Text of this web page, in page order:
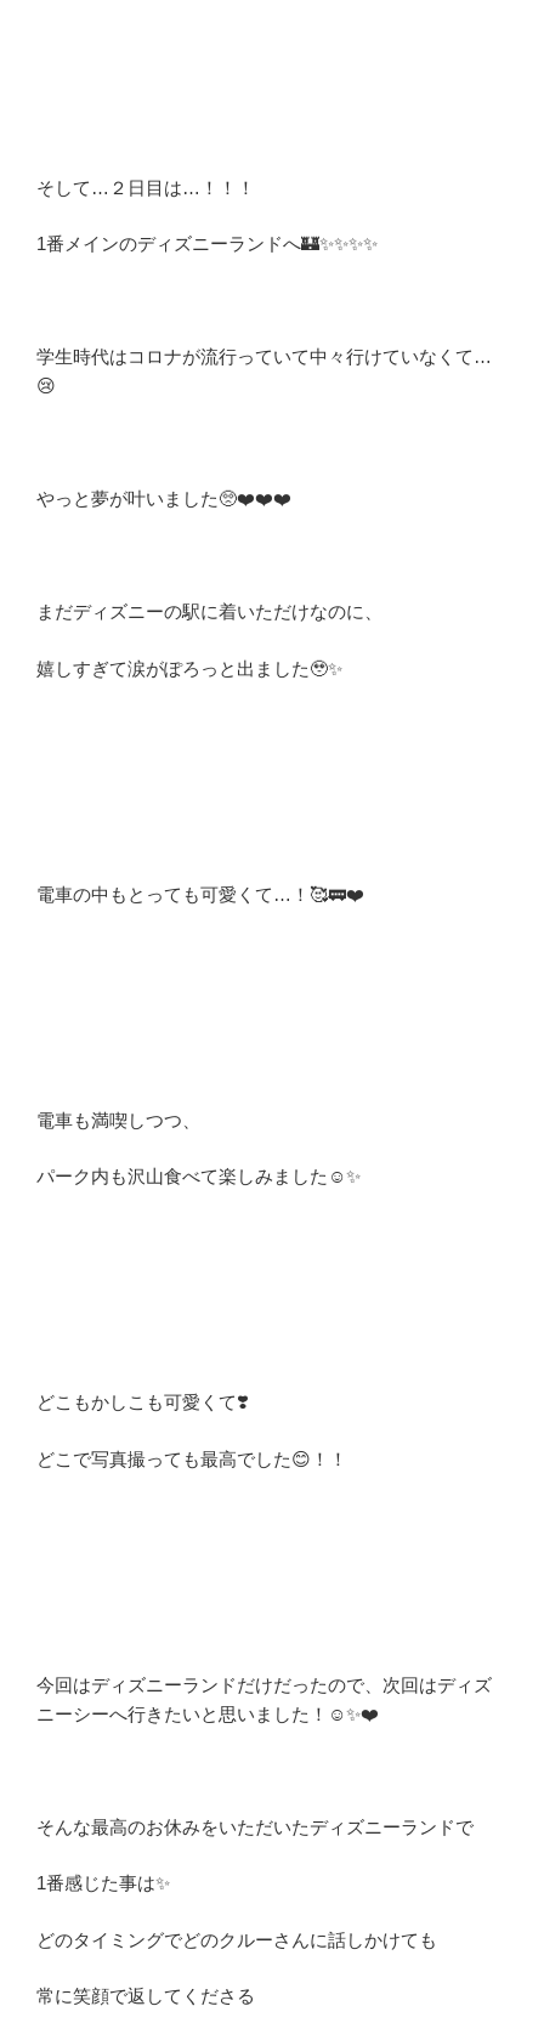
そして…２日目は…！！！
1番メインのディズニーランドへ🏰✨✨✨✨
学生時代はコロナが流行っていて中々行けていなくて…
😢
やっと夢が叶いました🥺❤️❤️❤️
まだディズニーの駅に着いただけなのに、
嬉しすぎて涙がぽろっと出ました🥹✨
電車の中もとっても可愛くて…！🥰🚃❤️
電車も満喫しつつ、
パーク内も沢山食べて楽しみました☺️✨
どこもかしこも可愛くて❣️
どこで写真撮っても最高でした😊！！
今回はディズニーランドだけだったので、次回はディズ
ニーシーへ行きたいと思いました！☺️✨❤️
そんな最高のお休みをいただいたディズニーランドで
1番感じた事は✨
どのタイミングでどのクルーさんに話しかけても
常に笑顔で返してくださる